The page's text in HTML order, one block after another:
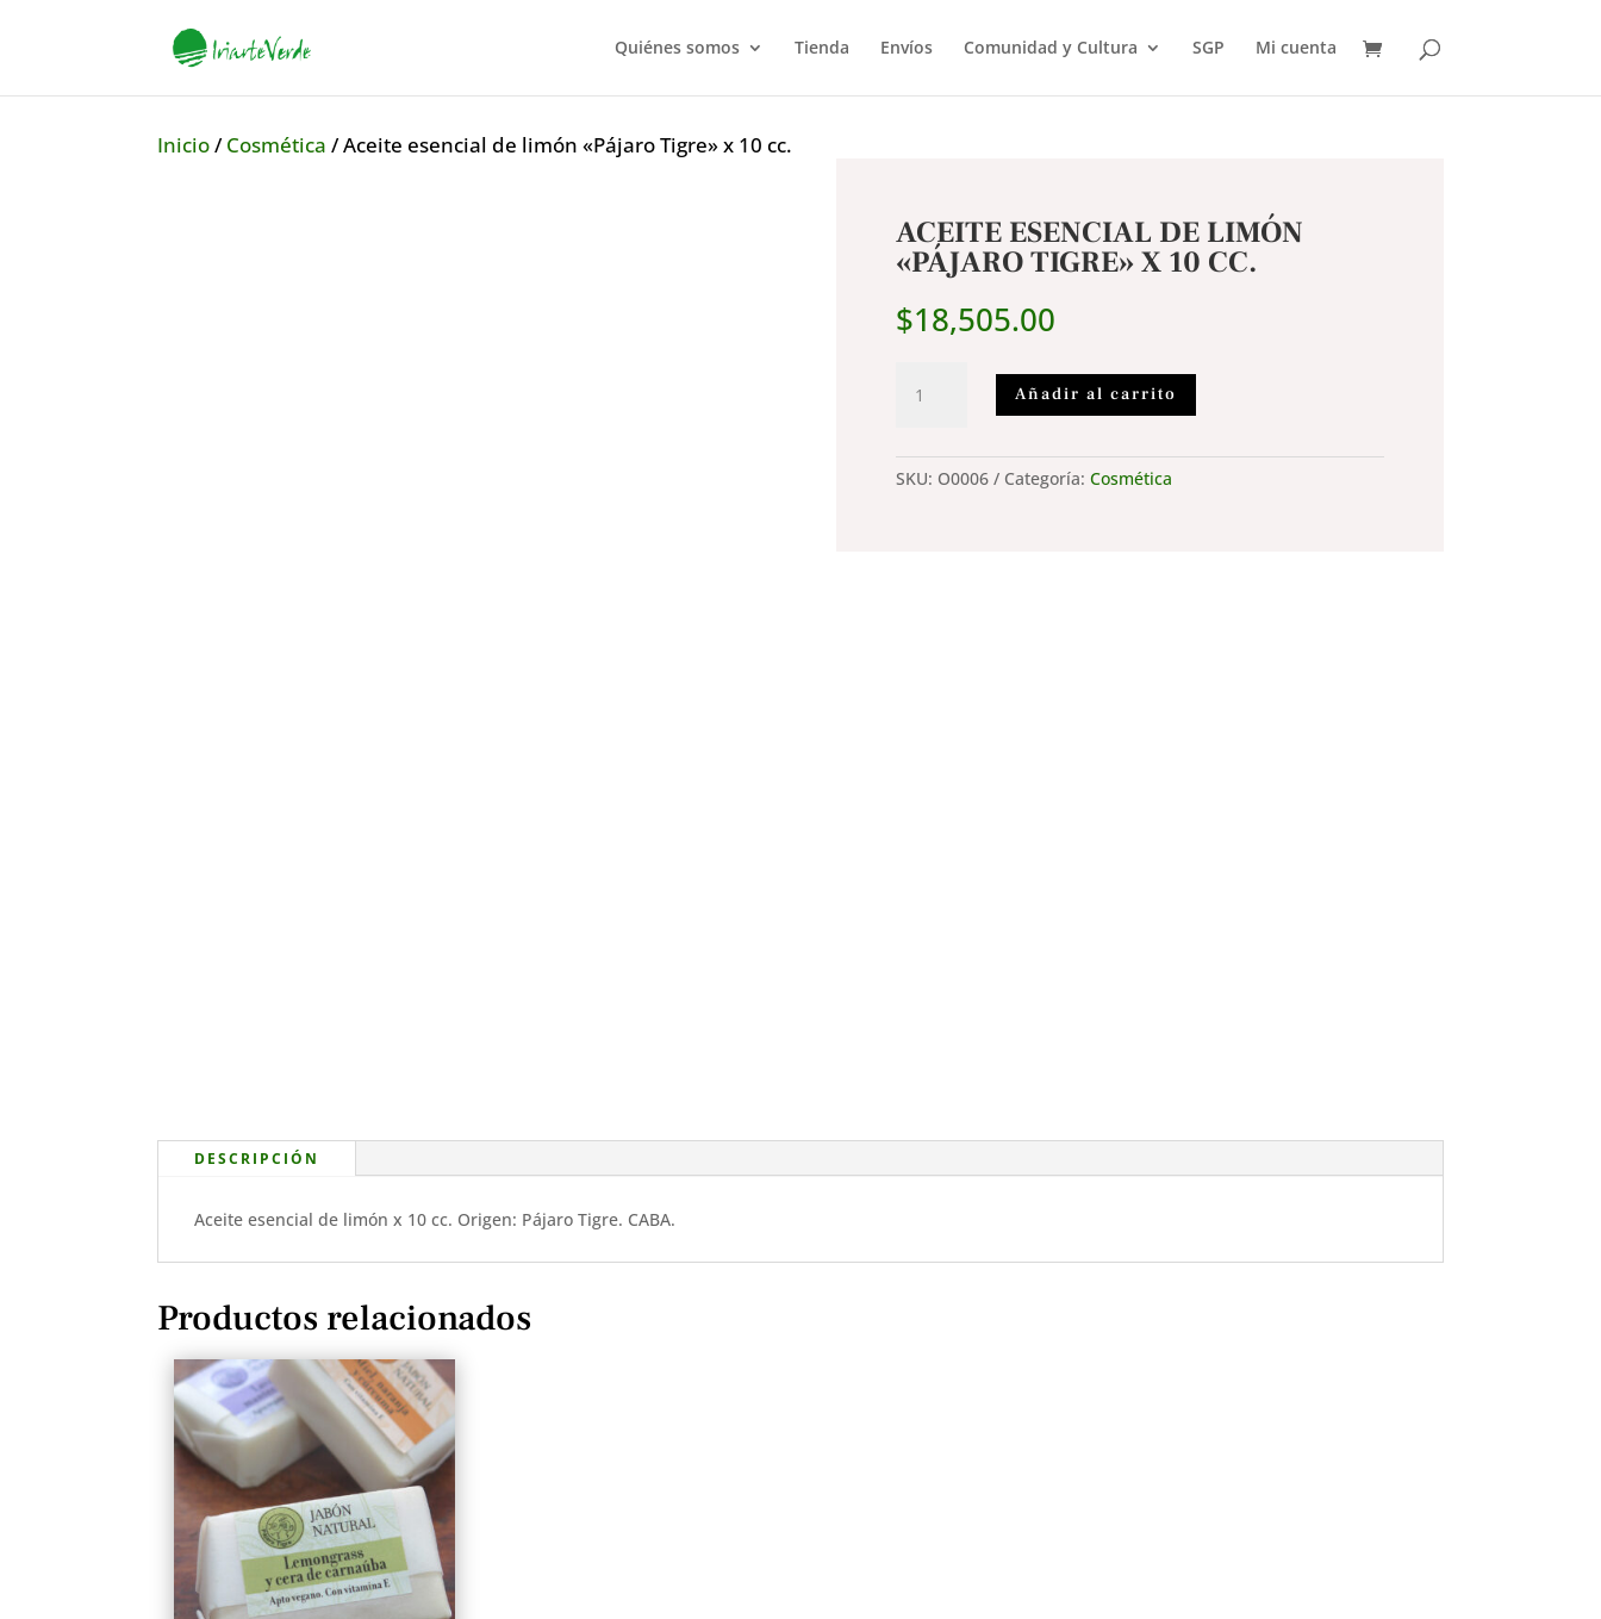
Quiénes somos Tienda Envíos Comunidad y Cultura SGP Mi cuenta
Inicio/Cosmética / Aceite esencial de limón «Pájaro Tigre» x 10 cc.
ACEITE ESENCIAL DE LIMÓN
«PÁJARO TIGRE» X 10 CC.
$18,505.00
esencial
limón
"Pájaro
Añadir al carrito
SKU: O0006 Categoría: Cosmética
DESCRIPCIÓN
Aceite esencial de limón x 10 cc. Origen: Pájaro Tigre. CABA.
Productos relacionados